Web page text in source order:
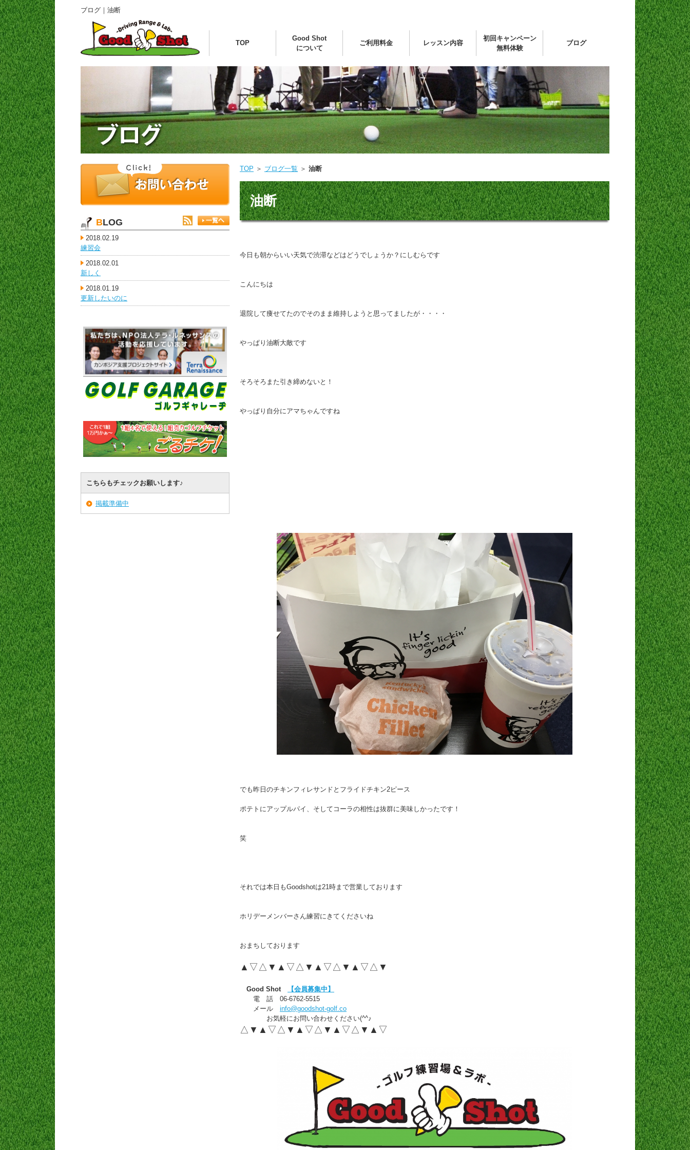
ブログ｜油断
TOP
Good Shot
について
ご利用料金 レッスン内容
初回キャンペーン
無料体験
ブログ
TOP ＞ ブログ一覧 ＞ 油断
油断
今日も朝からいい天気で渋滞などはどうでしょうか？にしむらです
こんにちは
退院して痩せてたのでそのまま維持しようと思ってましたが・・・・
やっぱり油断大敵です
そろそろまた引き締めないと！
やっぱり自分にアマちゃんですね
でも昨日のチキンフィレサンドとフライドチキン2ピース
ポテトにアップルパイ、そしてコーラの相性は抜群に美味しかったです！
笑
それでは本日もGoodshotは21時まで営業しております
ホリデーメンバーさん練習にきてくださいね
おまちしております
▲▽△▼▲▽△▼▲▽△▼▲▽△▼
Good Shot
【会員募集中】
電 話 06-6762-5515
メール info@goodshot-golf.co
お気軽にお問い合わせください(^^♪
△▼▲▽△▼▲▽△▼▲▽△▼▲▽
BLOG
2018.02.19
練習会
2018.02.01
新しく
2018.01.19
更新したいのに
こちらもチェックお願いします♪
掲載準備中